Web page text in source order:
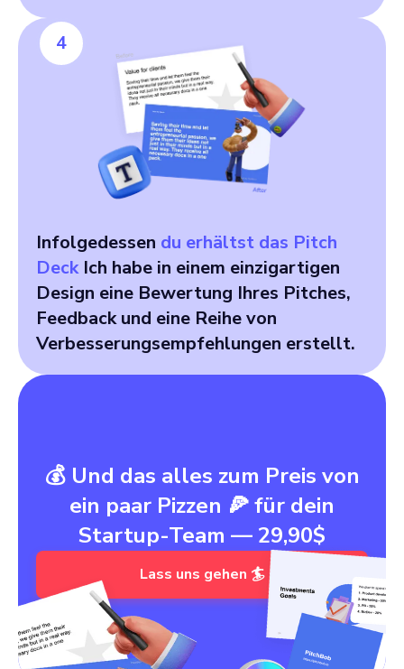
Infolgedessen du erhältst das Pitch
DeckIch habe in einem einzigartigen
Design eine Bewertung Ihres Pitches,
Feedback und eine Reihe von
Verbesserungsempfehlungen erstellt.
4
💰 Und das alles zum Preis von
ein paar Pizzen 🍕 für dein
Startup-Team — 29,90$
Lass uns gehen 🏄